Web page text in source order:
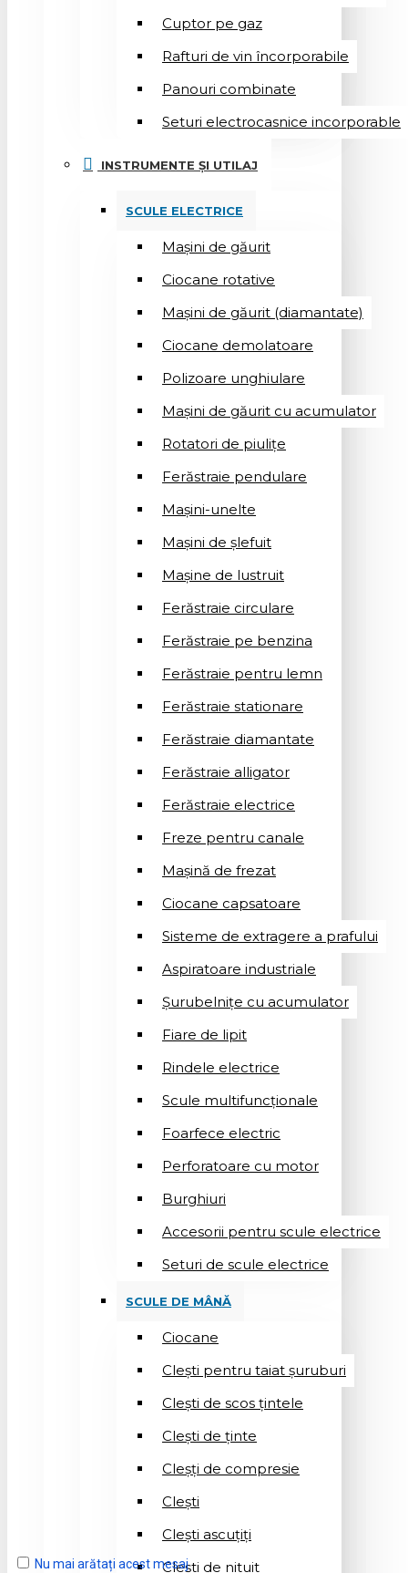
Cuptor pe gaz
Rafturi de vin încorporabile
Panouri combinate
Seturi electrocasnice incorporable
INSTRUMENTE ȘI UTILAJ
SCULE ELECTRICE
Mașini de găurit
Ciocane rotative
Mașini de găurit (diamantate)
Ciocane demolatoare
Polizoare unghiulare
Mașini de găurit cu acumulator
Rotatori de piuliţe
Ferăstraie pendulare
Mașini-unelte
Mașini de șlefuit
Mașinе de lustruit
Ferăstraie circulare
Ferăstraie pe benzina
Ferăstraie pentru lemn
Ferăstraie stationare
Ferăstraie diamantate
Ferăstraie alligator
Ferăstraie electrice
Freze pentru canale
Mașină de frezat
Ciocane capsatoare
Sisteme de extragere a prafului
Aspiratoare industriale
Șurubelnițe cu acumulator
Fiare de lipit
Rindele electrice
Scule multifuncționale
Foarfece electric
Perforatoare cu motor
Burghiuri
Accesorii pentru scule electrice
Seturi de scule electrice
SCULE DE MÂNĂ
Ciocane
Cleşti pentru taiat șuruburi
Clești de scos țintele
Clești de ținte
Cleșți de compresie
Cleşti
Clești ascuțiți
Cleşti de nituit
Nu mai arătați acest mesaj